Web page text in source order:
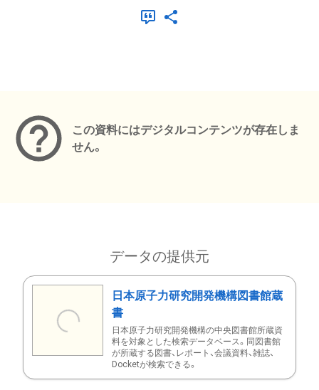
この資料にはデジタルコンテンツが存在しま
せん。
データの提供元
日本原子力研究開発機構図書館蔵
書
日本原子力研究開発機構の中央図書館所蔵資
料を対象とした検索データベース。同図書館
が所蔵する図書、レポート、会議資料、雑誌、
Docketが検索できる。